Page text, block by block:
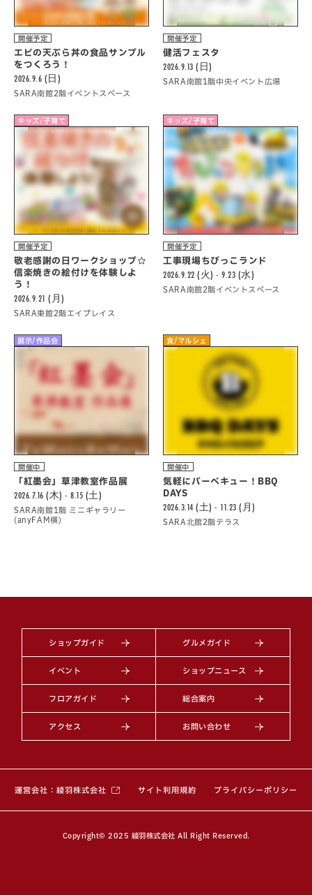
開催予定
エビの天ぷら丼の食品サンプル
をつくろう！
2026.9.6 (日)
SARA南館2階イベントスペース
開催予定
健活フェスタ
2026.9.13 (日)
SARA南館1階中央イベント広場
キッズ/子育て
開催予定
敬老感謝の日ワークショップ☆
信楽焼きの絵付けを体験しよ
う！
2026.9.21 (月)
SARA東館2階エイプレイス
キッズ/子育て
開催予定
工事現場ちびっこランド
2026.9.22 (火) - 9.23 (水)
SARA南館2階イベントスペース
展示/作品会
開催中
「紅墨会」草津教室作品展
2026.7.16 (木) - 8.15 (土)
SARA南館1階 ミニギャラリー
(anyFAM横)
食/マルシェ
開催中
気軽にバーべキュー！BBQ
DAYS
2026.3.14 (土) - 11.23 (月)
SARA北館2階テラス
ショップガイド グルメガイド
イベント ショップニュース
フロアガイド 総合案内
アクセス お問い合わせ
運営会社：綾羽株式会社 （別ウィンドウで開きます）
サイト利用規約 プライバシーポリシー
Copyright© 2025 綾羽株式会社 All Right Reserved.